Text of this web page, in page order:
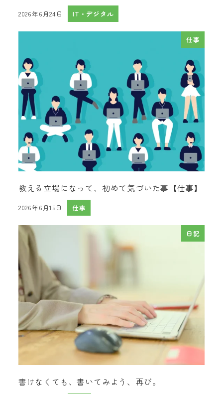
投稿日
2026年6月24日 IT・デジタル
仕事
教える立場になって、初めて気づいた事【仕事】
投稿日
2026年6月15日 仕事
日記
書けなくても、書いてみよう、再び。